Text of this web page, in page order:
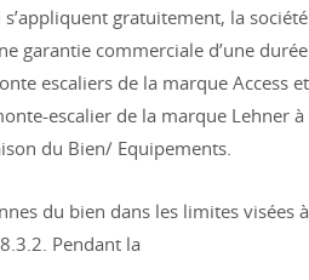
gratuitement, la société
garantie commerciale d’une durée
escaliers de la marque Access et
escalier de la marque Lehner à
du Bien/ Equipements.
du bien dans les limites visées à
Pendant la